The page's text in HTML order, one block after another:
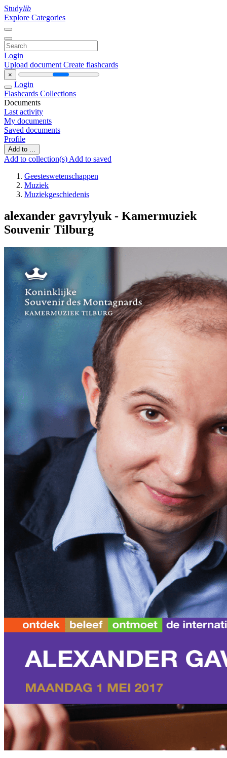
Studylib
Explore Categories
Login
Upload document Create flashcards
×
Login
Flashcards Collections
Documents
Last activity
My documents
Saved documents
Profile
Add to ...
Add to collection(s) Add to saved
Geesteswetenschappen
Muziek
Muziekgeschiedenis
alexander gavrylyuk - Kamermuziek
Souvenir Tilburg